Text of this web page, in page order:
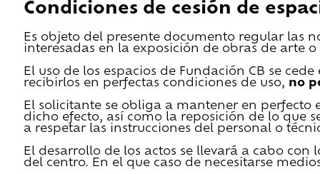
Condiciones de cesión de
Es objeto del presente documento regular las
interesadas en la exposición de obras de arte
El uso de los espacios de Fundación CB se
recibirlos en perfectas condiciones de uso, no
El solicitante se obliga a mantener en perfecto
dicho efecto, así como la reposición de lo que
a respetar las instrucciones del personal o
El desarrollo de los actos se llevará a cabo
del centro. En el que caso de necesitarse